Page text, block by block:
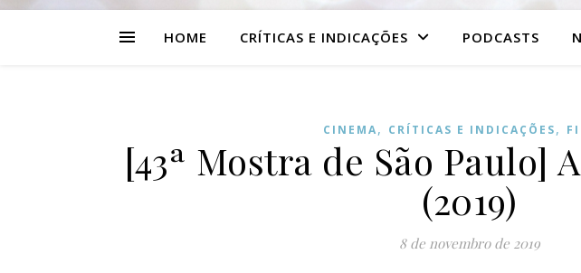
HOME CRÍTICAS E INDICAÇÕES PODCASTS
CINEMA, CRÍTICAS E INDICAÇÕES,
[43ª Mostra de São Paulo]
(2019)
8 de novembro de 2019